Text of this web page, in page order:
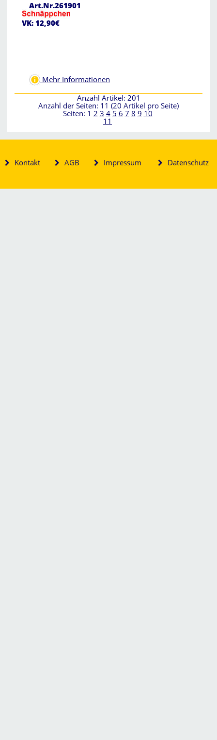
Art.Nr.261901
VK: 12,90€
Mehr Informationen
Anzahl Artikel: 201
Anzahl der Seiten: 11 (20 Artikel pro Seite)
Seiten: 1 2 3 4 5 6 7 8 9 10
11
Kontakt AGB Impressum Datenschutz